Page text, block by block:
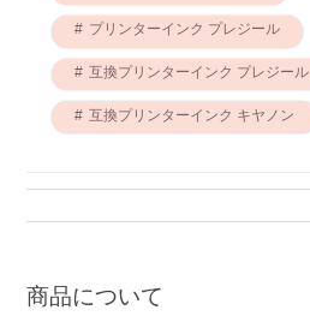
プリンターインク プレジール
互換プリンターインク プレジール
互換プリンターインク キヤノン
商品について